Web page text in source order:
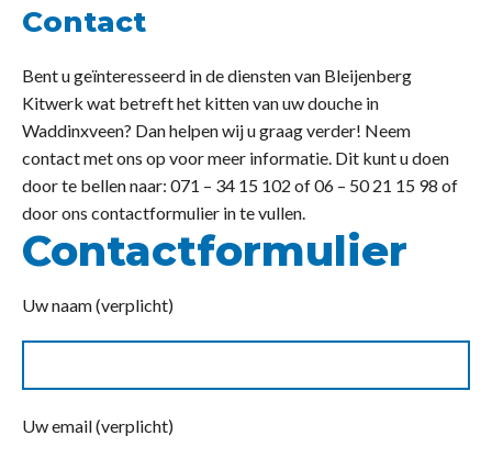
Contact
Bent u geïnteresseerd in de diensten van Bleijenberg
Kitwerk wat betreft het kitten van uw douche in
Waddinxveen? Dan helpen wij u graag verder! Neem
contact met ons op voor meer informatie. Dit kunt u doen
door te bellen naar: 071 – 34 15 102 of 06 – 50 21 15 98 of
door ons contactformulier in te vullen.
Contactformulier
Uw naam (verplicht)
Uw email (verplicht)